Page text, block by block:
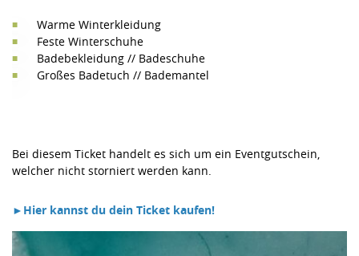
Warme Winterkleidung
Feste Winterschuhe
Badebekleidung // Badeschuhe
Großes Badetuch // Bademantel
Bei diesem Ticket handelt es sich um ein Eventgutschein,
welcher nicht storniert werden kann.
►Hier kannst du dein Ticket kaufen!